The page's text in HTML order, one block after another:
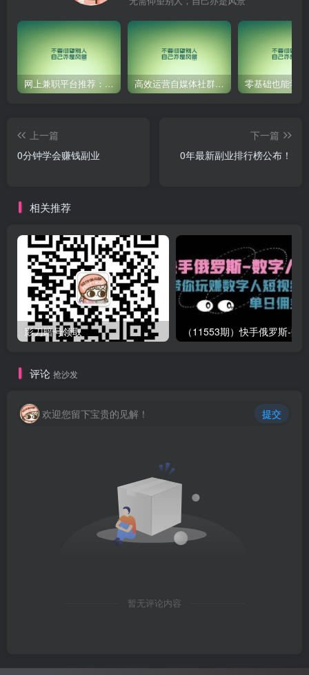
网上兼职平台推荐：国外网赚任务！ 高效运营自媒体社群，让内容更有价值！
上一篇
0分钟学会赚钱副业
下一篇
0年最新副业排行榜公布！
相关推荐
影刀暗号领取
评论 抢沙发
欢迎您留下宝贵的见解！ 提交
暂无评论内容